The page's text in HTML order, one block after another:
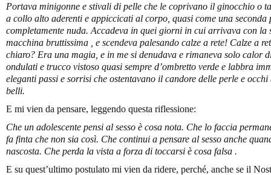
Portava minigonne e stivali di pelle che le coprivano il ginocchio o
a collo alto aderenti e appiccicati al corpo, quasi come una
completamente nuda. Accadeva in quei giorni in cui arrivava con la
macchina bruttissima , e scendeva palesando calze a rete! Calze a
chiaro? Era una magia, e in me si denudava e rimaneva solo calor
ondulati e trucco vistoso quasi sempre d’ombretto verde e labbra
eleganti passi e sorrisi che ostentavano il candore delle perle e
belli.
E mi vien da pensare, leggendo questa riflessione:
Che un adolescente pensi al sesso è cosa nota. Che lo faccia
fa finta che non sia così. Che continui a pensare al sesso anche
nascosta. Che perda la vista a forza di toccarsi è cosa falsa .
E su quest’ultimo postulato mi vien da ridere, perché, anche se il